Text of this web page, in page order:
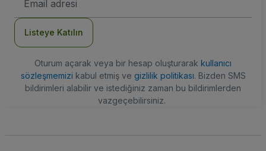
posta
Listeye Katılın
Oturum açarak veya bir hesap oluşturarak kullanıcı
sözleşmemizi kabul etmiş ve gizlilik politikası. Bizden SMS
bildirimleri alabilir ve istediğiniz zaman bu bildirimlerden
vazgeçebilirsiniz.